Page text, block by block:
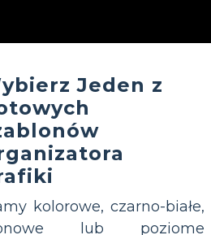
Jeden z
kolorowe, czarno-białe,
lub poziome